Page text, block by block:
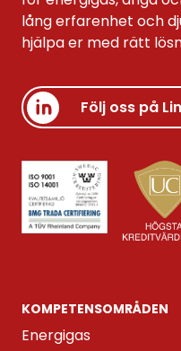
lång erfarenhet och
hjälpa er med rätt
Följ oss på
KOMPETENS­OMRÅDEN
Energigas